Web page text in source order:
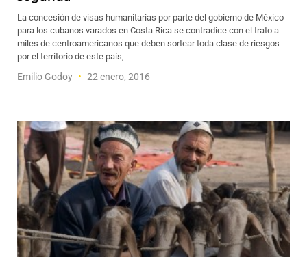
La concesión de visas humanitarias por parte del gobierno de México
para los cubanos varados en Costa Rica se contradice con el trato a
miles de centroamericanos que deben sortear toda clase de riesgos
por el territorio de este país,
Emilio Godoy 22 enero, 2016